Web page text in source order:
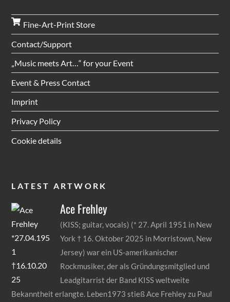
Fine-Art-Print Store
Contact/Support
„Music meets Art…“ for your Event
Event & Press Contact
Imprint
Privacy Policy
Cookie details
LATEST ARTWORK
AceFrehley
(KISS; guitar, vocals) (* 27. April 1951 in New
York † 16. Oktober 2025 in Morristown, New
Jersey) war ein US-amerikanischer
Rockmusiker, der als Gründungsmitglied und
Leadgitarrist der Band KISS weltweite
Bekanntheit erlangte. Leben1973 stieß Ace Frehley zu Paul